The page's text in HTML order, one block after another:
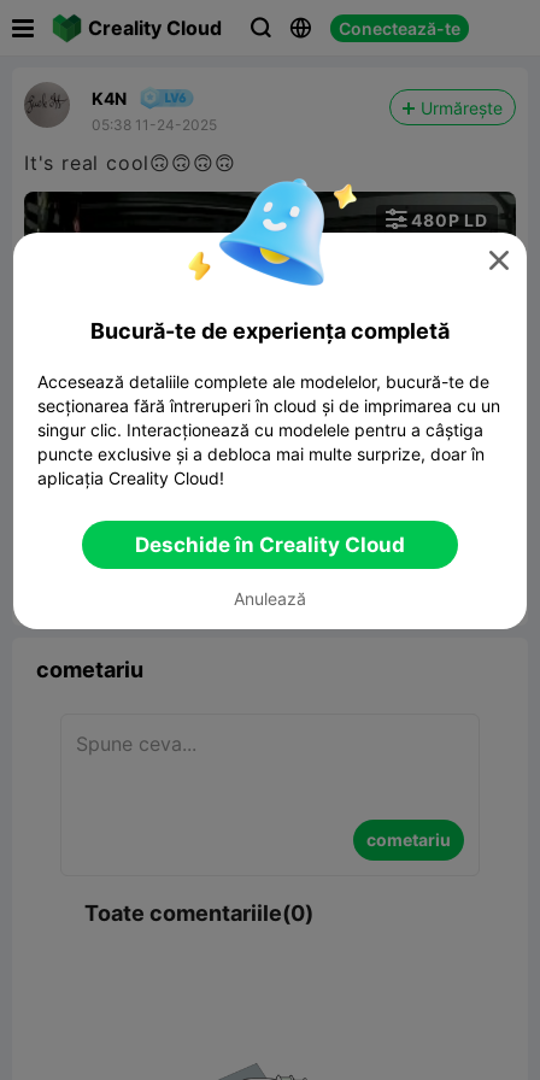
Creality Cloud   Conectează-te
K4N
05:38 11-24-2025
Urmărește
It's real cool🙃🙃🙃🙃
01:44

480P LD
185.29MB Model 3D înrudit
12
cometariu
cometariu
Toate comentariile(0)

Bucură-te de experiența completă
Accesează detaliile complete ale modelelor, bucură-te de
secționarea fără întreruperi în cloud și de imprimarea cu un
singur clic. Interacționează cu modelele pentru a câștiga
puncte exclusive și a debloca mai multe surprize, doar în
aplicația Creality Cloud!
Deschide în Creality Cloud
Anulează